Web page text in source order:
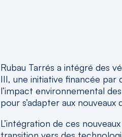
Rubau Tarrés a intégré des
III, une initiative financée
l’impact environnemental
pour s’adapter aux
L’intégration de ces